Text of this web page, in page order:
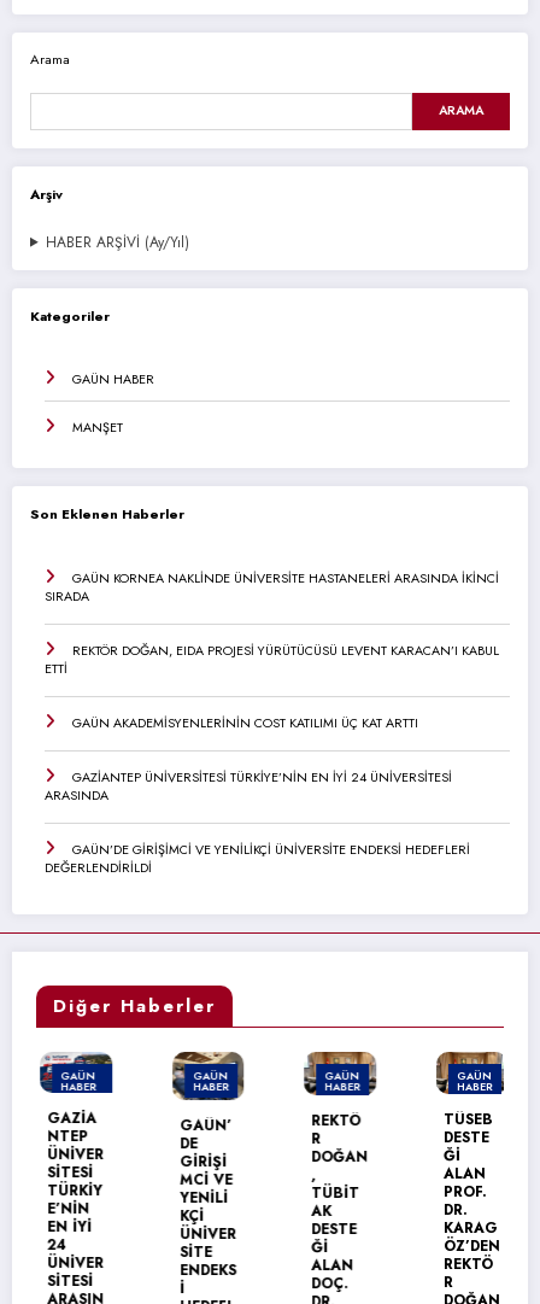
Arama
ARAMA
Arşiv
HABER ARŞİVİ (Ay/Yıl)
Kategoriler
GAÜN HABER
MANŞET
Son Eklenen Haberler
GAÜN KORNEA NAKLİNDE ÜNİVERSİTE HASTANELERİ ARASINDA İKİNCİ
SIRADA
REKTÖR DOĞAN, EIDA PROJESİ YÜRÜTÜCÜSÜ LEVENT KARACAN’I KABUL
ETTİ
GAÜN AKADEMİSYENLERİNİN COST KATILIMI ÜÇ KAT ARTTI
GAZİANTEP ÜNİVERSİTESİ TÜRKİYE’NİN EN İYİ 24 ÜNİVERSİTESİ
ARASINDA
GAÜN’DE GİRİŞİMCİ VE YENİLİKÇİ ÜNİVERSİTE ENDEKSİ HEDEFLERİ
DEĞERLENDİRİLDİ
Diğer Haberler
GAÜN
HABER
MANŞET
GAZİA
NTEP
ÜNİVER
SİTESİ
TÜRKİY
E’NİN
EN İYİ
24
ÜNİVER
SİTESİ
ARASIN
GAÜN
HABER
GAÜN’
DE
GİRİŞİ
MCİ VE
YENİLİ
KÇİ
ÜNİVER
SİTE
ENDEKS
GAÜN
HABER
REKTÖ
R
DOĞAN
,
TÜBİT
AK
DESTE
Ğİ
ALAN
DOÇ.
GAÜN
HABER
TÜSEB
DESTE
Ğİ
ALAN
PROF.
DR.
KARAG
ÖZ’DEN
REKTÖ
R